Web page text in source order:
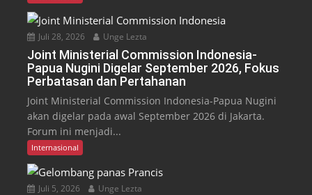
Juli 28, 2026 Unge Lezta
Joint Ministerial Commission Indonesia-
Papua Nugini Digelar September 2026, Fokus
Perbatasan dan Pertahanan
Joint Ministerial Commission Indonesia-Papua Nugini
akan digelar pada awal September 2026 di Jakarta.
Forum ini menjadi...
Internasional
Juli 5, 2026 Unge Lezta